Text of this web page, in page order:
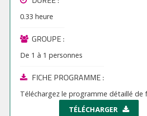
0.33 heure
GROUPE :
De 1 à 1 personnes
FICHE PROGRAMME :
Téléchargez le programme détaillé de
TÉLÉCHARGER